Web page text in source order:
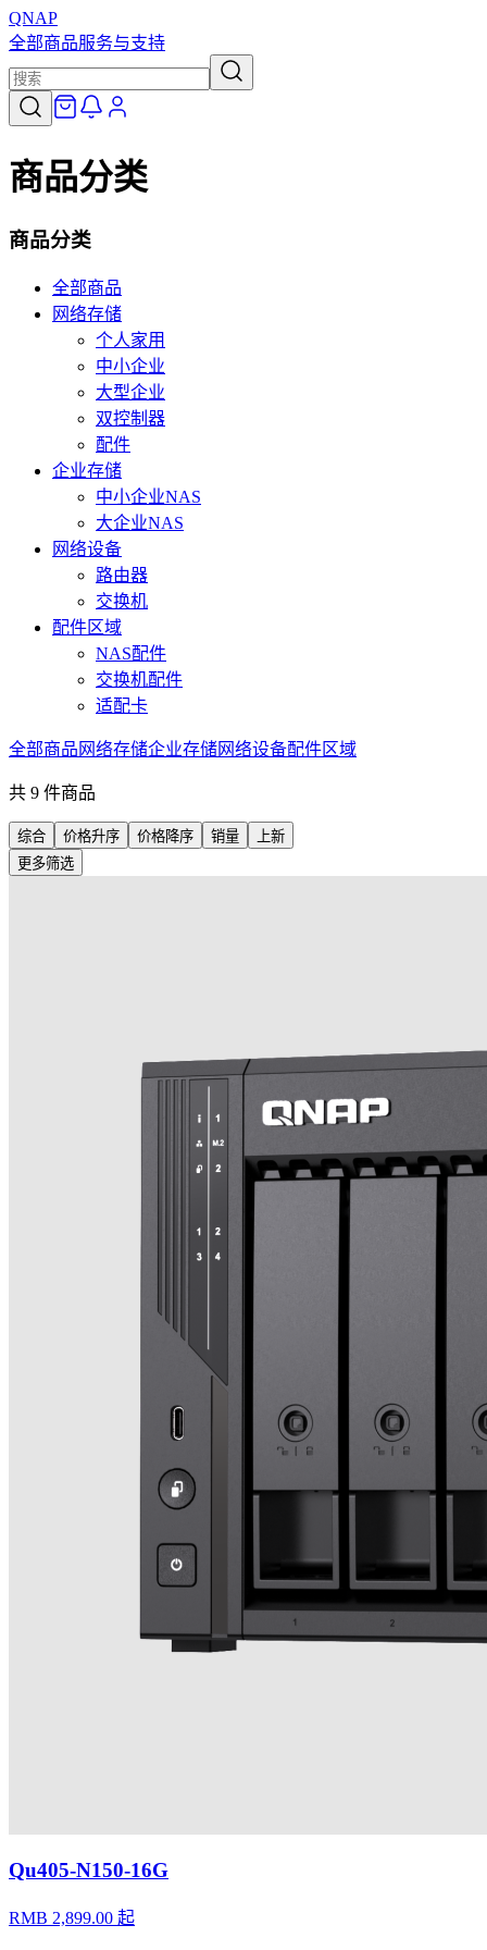
QNAP
全部商品服务与支持
商品分类
商品分类
全部商品
网络存储
个人家用
中小企业
大型企业
双控制器
配件
企业存储
中小企业NAS
大企业NAS
网络设备
路由器
交换机
配件区域
NAS配件
交换机配件
适配卡
全部商品 网络存储企业存储网络设备配件区域
共 9 件商品
综合 价格升序 价格降序 销量
上新
更多筛选
Qu405-N150-16G
RMB 2,899.00 起